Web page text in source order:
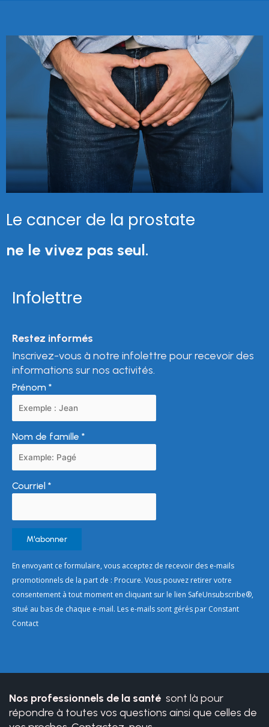
Le cancer de la prostate
ne le vivez pas seul.
Infolettre
Restez informés
Inscrivez-vous à notre infolettre pour recevoir des
informations sur nos activités.
Prénom *
Nom de famille *
Courriel *
Constant
Contact
Use.
Please
leave
En envoyant ce formulaire, vous acceptez de recevoir des e-mails
promotionnels de la part de : Procure. Vous pouvez retirer votre
consentement à tout moment en cliquant sur le lien SafeUnsubscribe®,
situé au bas de chaque e-mail. Les e-mails sont gérés par Constant
Contact
Nos professionnels de la santé sont là pour
répondre à toutes vos questions ainsi que celles de